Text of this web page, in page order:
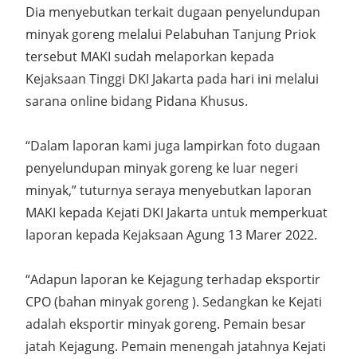
Dia menyebutkan terkait dugaan penyelundupan
minyak goreng melalui Pelabuhan Tanjung Priok
tersebut MAKI sudah melaporkan kepada
Kejaksaan Tinggi DKI Jakarta pada hari ini melalui
sarana online bidang Pidana Khusus.
“Dalam laporan kami juga lampirkan foto dugaan
penyelundupan minyak goreng ke luar negeri
minyak,” tuturnya seraya menyebutkan laporan
MAKI kepada Kejati DKI Jakarta untuk memperkuat
laporan kepada Kejaksaan Agung 13 Marer 2022.
“Adapun laporan ke Kejagung terhadap eksportir
CPO (bahan minyak goreng ). Sedangkan ke Kejati
adalah eksportir minyak goreng. Pemain besar
jatah Kejagung. Pemain menengah jatahnya Kejati